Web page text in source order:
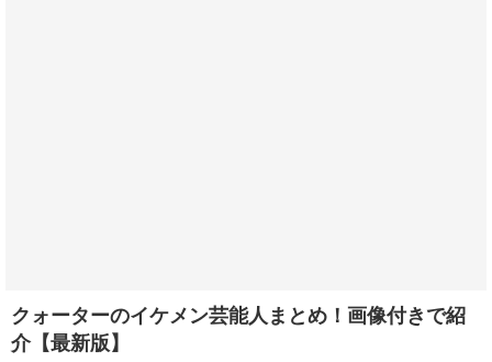
クォーターのイケメン芸能人まとめ！画像付きで紹
介【最新版】